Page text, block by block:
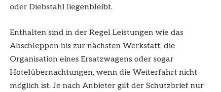
oder Diebstahl liegenbleibt.
Enthalten sind in der Regel Leistungen wie das
Abschleppen bis zur nächsten Werkstatt, die
Organisation eines Ersatzwagens oder sogar
Hotelübernachtungen, wenn die Weiterfahrt nicht
möglich ist. Je nach Anbieter gilt der Schutzbrief nur